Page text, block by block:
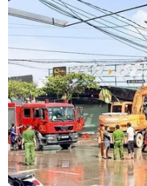
Ấn Độ-Trung
lại các chuyến
13/06/2025 11:40